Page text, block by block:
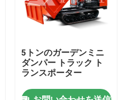
5トンのガーデンミニ
ダンパー トラック ト
ランスポーター